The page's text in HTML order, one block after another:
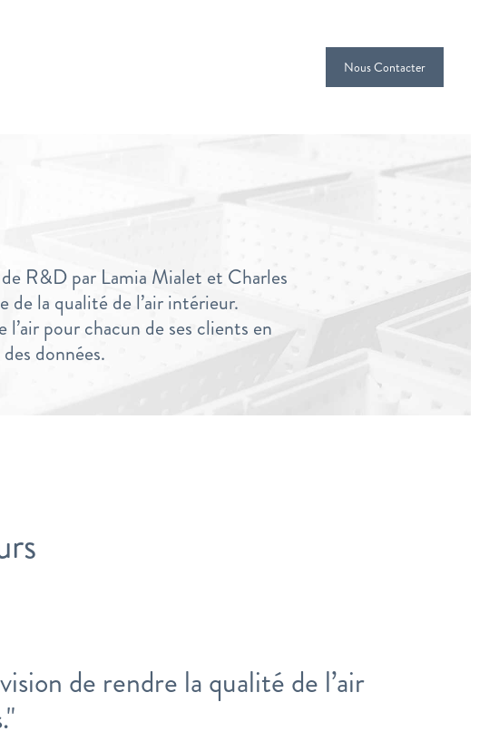
Nous Contacter
R&D par Lamia Mialet et Charles
de la qualité de l’air intérieur.
pour chacun de ses clients en
données.
de rendre la qualité de l’air